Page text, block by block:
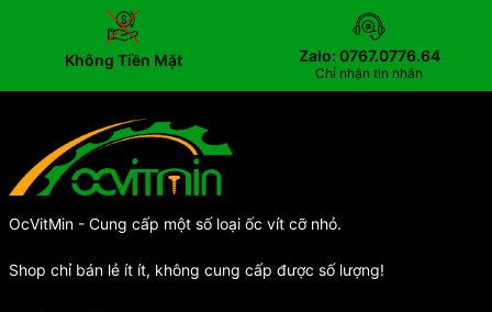
Không Tiền Mặt Zalo: 0767.0776.64
Chỉ nhận tin nhắn
OcVitMin - Cung cấp một số loại ốc vít cỡ nhỏ.
Shop chỉ bán lẻ ít ít, không cung cấp được số lượng!